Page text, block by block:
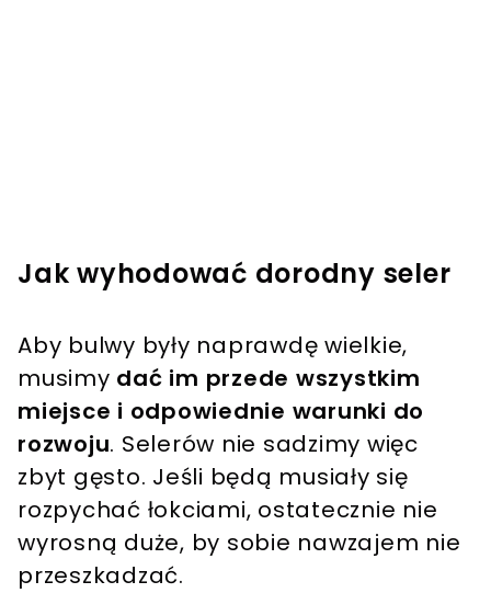
Jak wyhodować dorodny seler
Aby bulwy były naprawdę wielkie,
musimy dać im przede wszystkim
miejsce i odpowiednie warunki do
rozwoju. Selerów nie sadzimy więc
zbyt gęsto. Jeśli będą musiały się
rozpychać łokciami, ostatecznie nie
wyrosną duże, by sobie nawzajem nie
przeszkadzać.